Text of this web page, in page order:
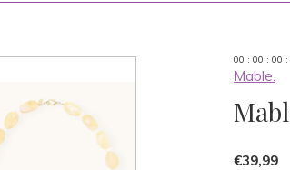
00 : 00 : 00 :
Mable.
€39,99